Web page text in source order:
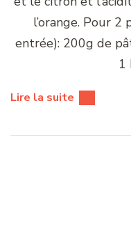
l’orange. Pour 2
entrée): 200g de
1
Lire la suite